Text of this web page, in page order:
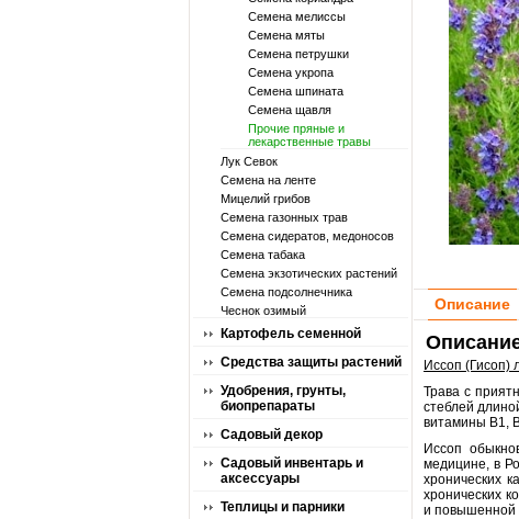
Семена мелиссы
Семена мяты
Семена петрушки
Семена укропа
Семена шпината
Семена щавля
Прочие пряные и
лекарственные травы
Лук Севок
Семена на ленте
Мицелий грибов
Семена газонных трав
Семена сидератов, медоносов
Семена табака
Семена экзотических растений
Семена подсолнечника
Чеснок озимый
Картофель семенной
Средства защиты растений
Удобрения, грунты,
биопрепараты
Садовый декор
Садовый инвентарь и
аксессуары
Теплицы и парники
Описание
Иссоп (Гисоп)
Трава с
стеблей
витамины В1,
Иссоп
медицине, в
хронических
хронических
и повышенной